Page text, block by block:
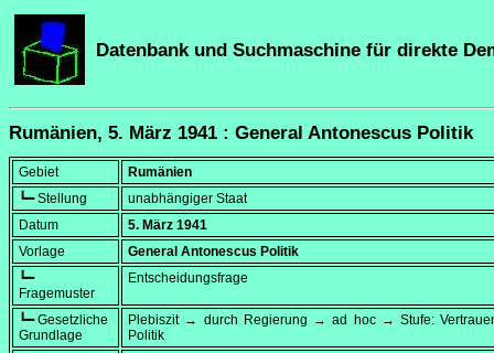
Datenbank und Suchmaschine für direkte
Rumänien, 5. März 1941 : General Antonescus Politik
Gebiet
Rumänien
┗━ Stellung
unabhängiger Staat
Datum
5. März 1941
Vorlage
General Antonescus Politik
┗━
Fragemuster
Entscheidungsfrage
┗━ Gesetzliche
Grundlage
Plebiszit → durch Regierung → ad hoc → Stufe:
Politik